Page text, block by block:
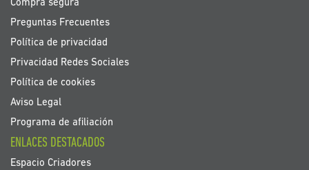
Compra segura
Preguntas Frecuentes
Política de privacidad
Privacidad Redes Sociales
Política de cookies
Aviso Legal
Programa de afiliación
ENLACES DESTACADOS
Espacio Criadores